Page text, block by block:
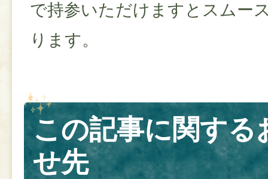
で持参いただけますとスムー
ります。
この記事に関する
せ先